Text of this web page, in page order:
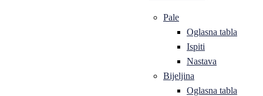
Pale
Oglasna tabla
Ispiti
Nastava
Bijeljina
Oglasna tabla